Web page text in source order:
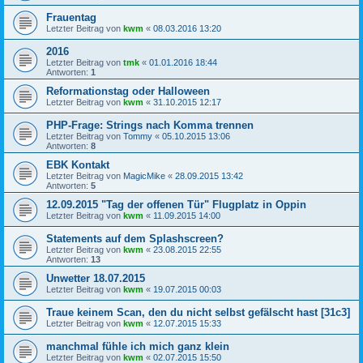
Frauentag
Letzter Beitrag von kwm « 08.03.2016 13:20
2016
Letzter Beitrag von tmk « 01.01.2016 18:44
Antworten: 1
Reformationstag oder Halloween
Letzter Beitrag von kwm « 31.10.2015 12:17
PHP-Frage: Strings nach Komma trennen
Letzter Beitrag von Tommy « 05.10.2015 13:06
Antworten: 8
EBK Kontakt
Letzter Beitrag von MagicMike « 28.09.2015 13:42
Antworten: 5
12.09.2015 "Tag der offenen Tür" Flugplatz in Oppin
Letzter Beitrag von kwm « 11.09.2015 14:00
Statements auf dem Splashscreen?
Letzter Beitrag von kwm « 23.08.2015 22:55
Antworten: 13
Unwetter 18.07.2015
Letzter Beitrag von kwm « 19.07.2015 00:03
Traue keinem Scan, den du nicht selbst gefälscht hast [31c3]
Letzter Beitrag von kwm « 12.07.2015 15:33
manchmal fühle ich mich ganz klein
Letzter Beitrag von kwm « 02.07.2015 15:50